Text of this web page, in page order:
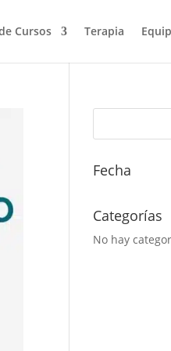
Cursos Terapia
Fecha
Categorías
No hay